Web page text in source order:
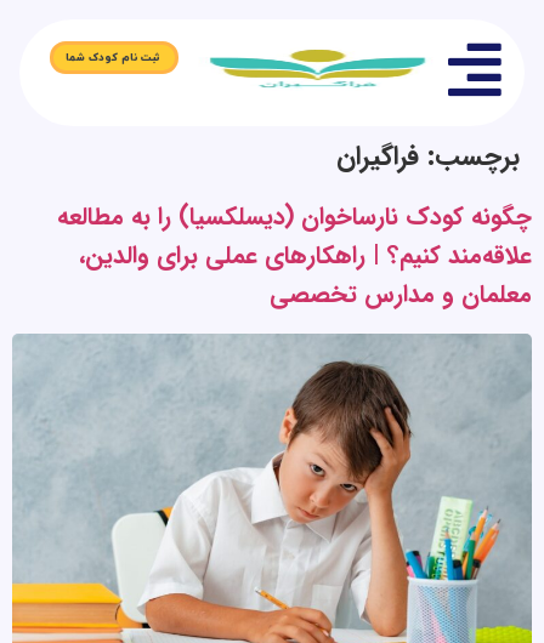
ثبت نام کودک شما
برچسب: فراگیران
چگونه کودک نارساخوان (دیسلکسیا) را به مطالعه
علاقه‌مند کنیم؟ | راهکارهای عملی برای والدین،
معلمان و مدارس تخصصی